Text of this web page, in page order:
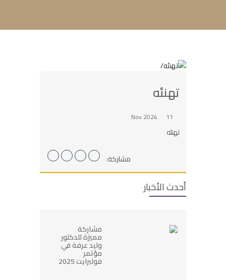
تهنئه
11 Nov 2024
تهنئه
مشاركة:
أحدث الأخبار
مشاركة
مميزة للدكتور
وليد عرفة في
مؤتمر
فولبرايت 2025